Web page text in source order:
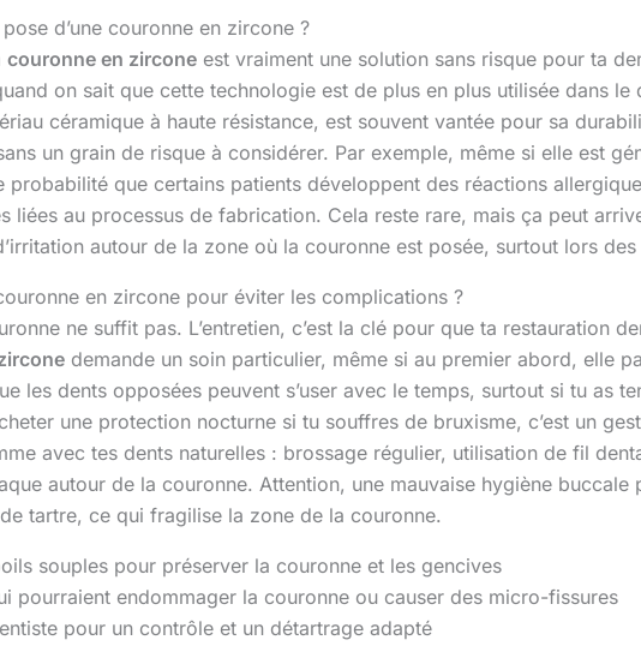
d’une couronne en zircone ?
couronne en zirconeest vraiment une solution sans risque pour ta
on sait que cette technologie est de plus en plus utilisée dans le
céramique à haute résistance, est souvent vantée pour sa
un grain de risque à considérer. Par exemple, même si elle est
probabilité que certains patients développent des réactions
liées au processus de fabrication. Cela reste rare, mais ça peut
autour de la zone où la couronne est posée, surtout lors
en zircone pour éviter les complications ?
ne suffit pas. L’entretien, c’est la clé pour que ta restauration
demande un soin particulier, même si au premier abord, elle
les dents opposées peuvent s’user avec le temps, surtout si tu as
une protection nocturne si tu souffres de bruxisme, c’est un
avec tes dents naturelles : brossage régulier, utilisation de fil
autour de la couronne. Attention, une mauvaise hygiène buccale
tartre, ce qui fragilise la zone de la couronne.
souples pour préserver la couronne et les gencives
pourraient endommager la couronne ou causer des micro-fissures
pour un contrôle et un détartrage adapté